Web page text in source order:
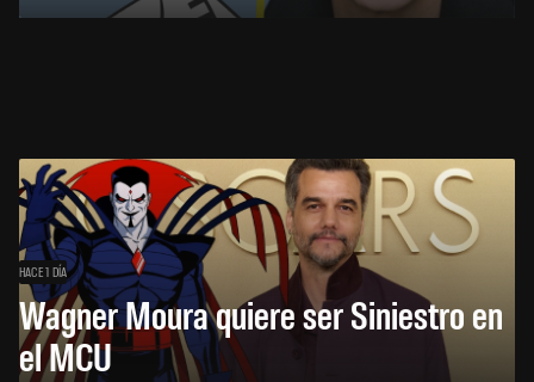
HACE 1 DÍA
Wagner Moura quiere ser Siniestro en
el MCU